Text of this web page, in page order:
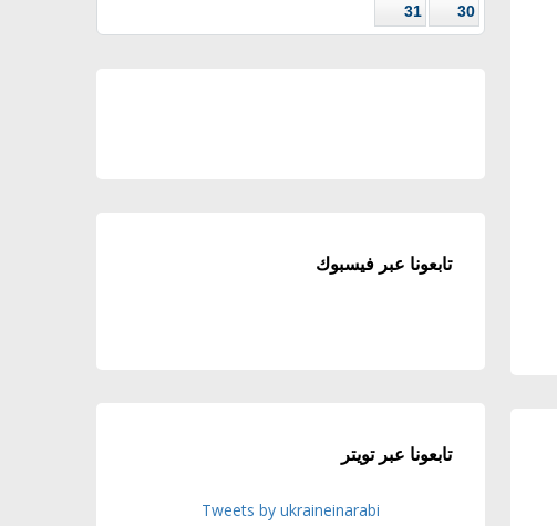
30
31
تابعونا عبر فيسبوك
تابعونا عبر تويتر
Tweets by ukraineinarabi